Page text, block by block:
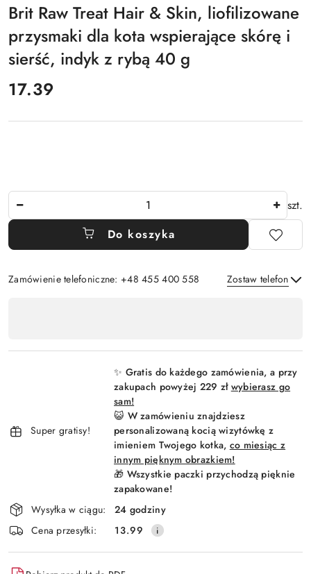
Brit Raw Treat Hair & Skin, liofilizowane
przysmaki dla kota wspierające skórę i
sierść, indyk z rybą 40 g
cena:
17.39
szt.
Do koszyka
Zamówienie telefoniczne: +48 455 400 558 Zostaw telefon
płatność
Super gratisy!
✨ Gratis do każdego zamówienia, a przy
zakupach powyżej 229 zł wybierasz go
sam!
😺 W zamówieniu znajdziesz
personalizowaną kocią wizytówkę z
imieniem Twojego kotka, co miesiąc z
innym pięknym obrazkiem!
🎁 Wszystkie paczki przychodzą pięknie
zapakowane!
Wysyłka w ciągu:
24 godziny
Cena przesyłki:
13.99